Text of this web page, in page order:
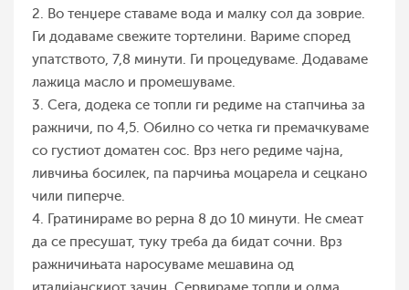
2. Во тенџере ставаме вода и малку сол да зоврие.
Ги додаваме свежите тортелини. Вариме според
упатството, 7,8 минути. Ги процедуваме. Додаваме
лажица масло и промешуваме.
3. Сега, додека се топли ги редиме на стапчиња за
ражничи, по 4,5. Обилно со четка ги премачкуваме
со густиот доматен сос. Врз него редиме чајна,
ливчиња босилек, па парчиња моцарела и сецкано
чили пиперче.
4. Гратинираме во рерна 8 до 10 минути. Не смеат
да се пресушат, туку треба да бидат сочни. Врз
ражничињата наросуваме мешавина од